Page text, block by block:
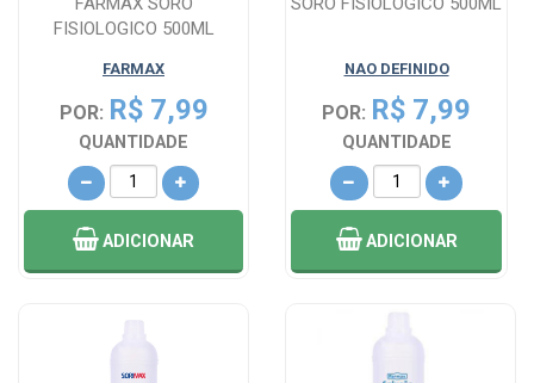
FISIOLOGICO 500ML
FARMAX
POR: R$ 7,99
QUANTIDADE
ADICIONAR
NAO DEFINIDO
POR: R$ 7,99
QUANTIDADE
ADICIONAR